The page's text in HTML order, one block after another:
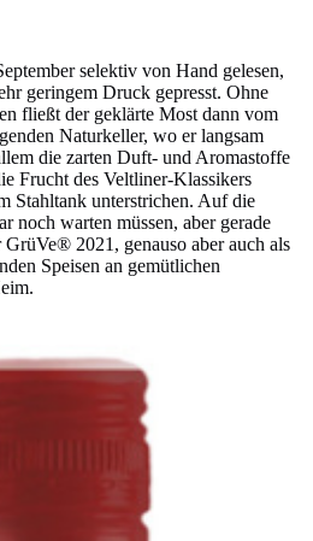
selektiv von Hand gelesen,
geringem Druck gepresst. Ohne
fließt der geklärte Most dann vom
Naturkeller, wo er langsam
die zarten Duft- und Aromastoffe
Frucht des Veltliner-Klassikers
Stahltank unterstrichen. Auf die
noch warten müssen, aber gerade
2021, genauso aber auch als
Speisen an gemütlichen